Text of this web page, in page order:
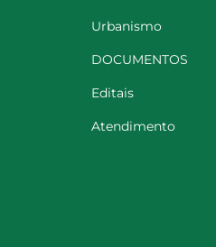
Urbanismo
DOCUMENTOS
Editais
Atendimento